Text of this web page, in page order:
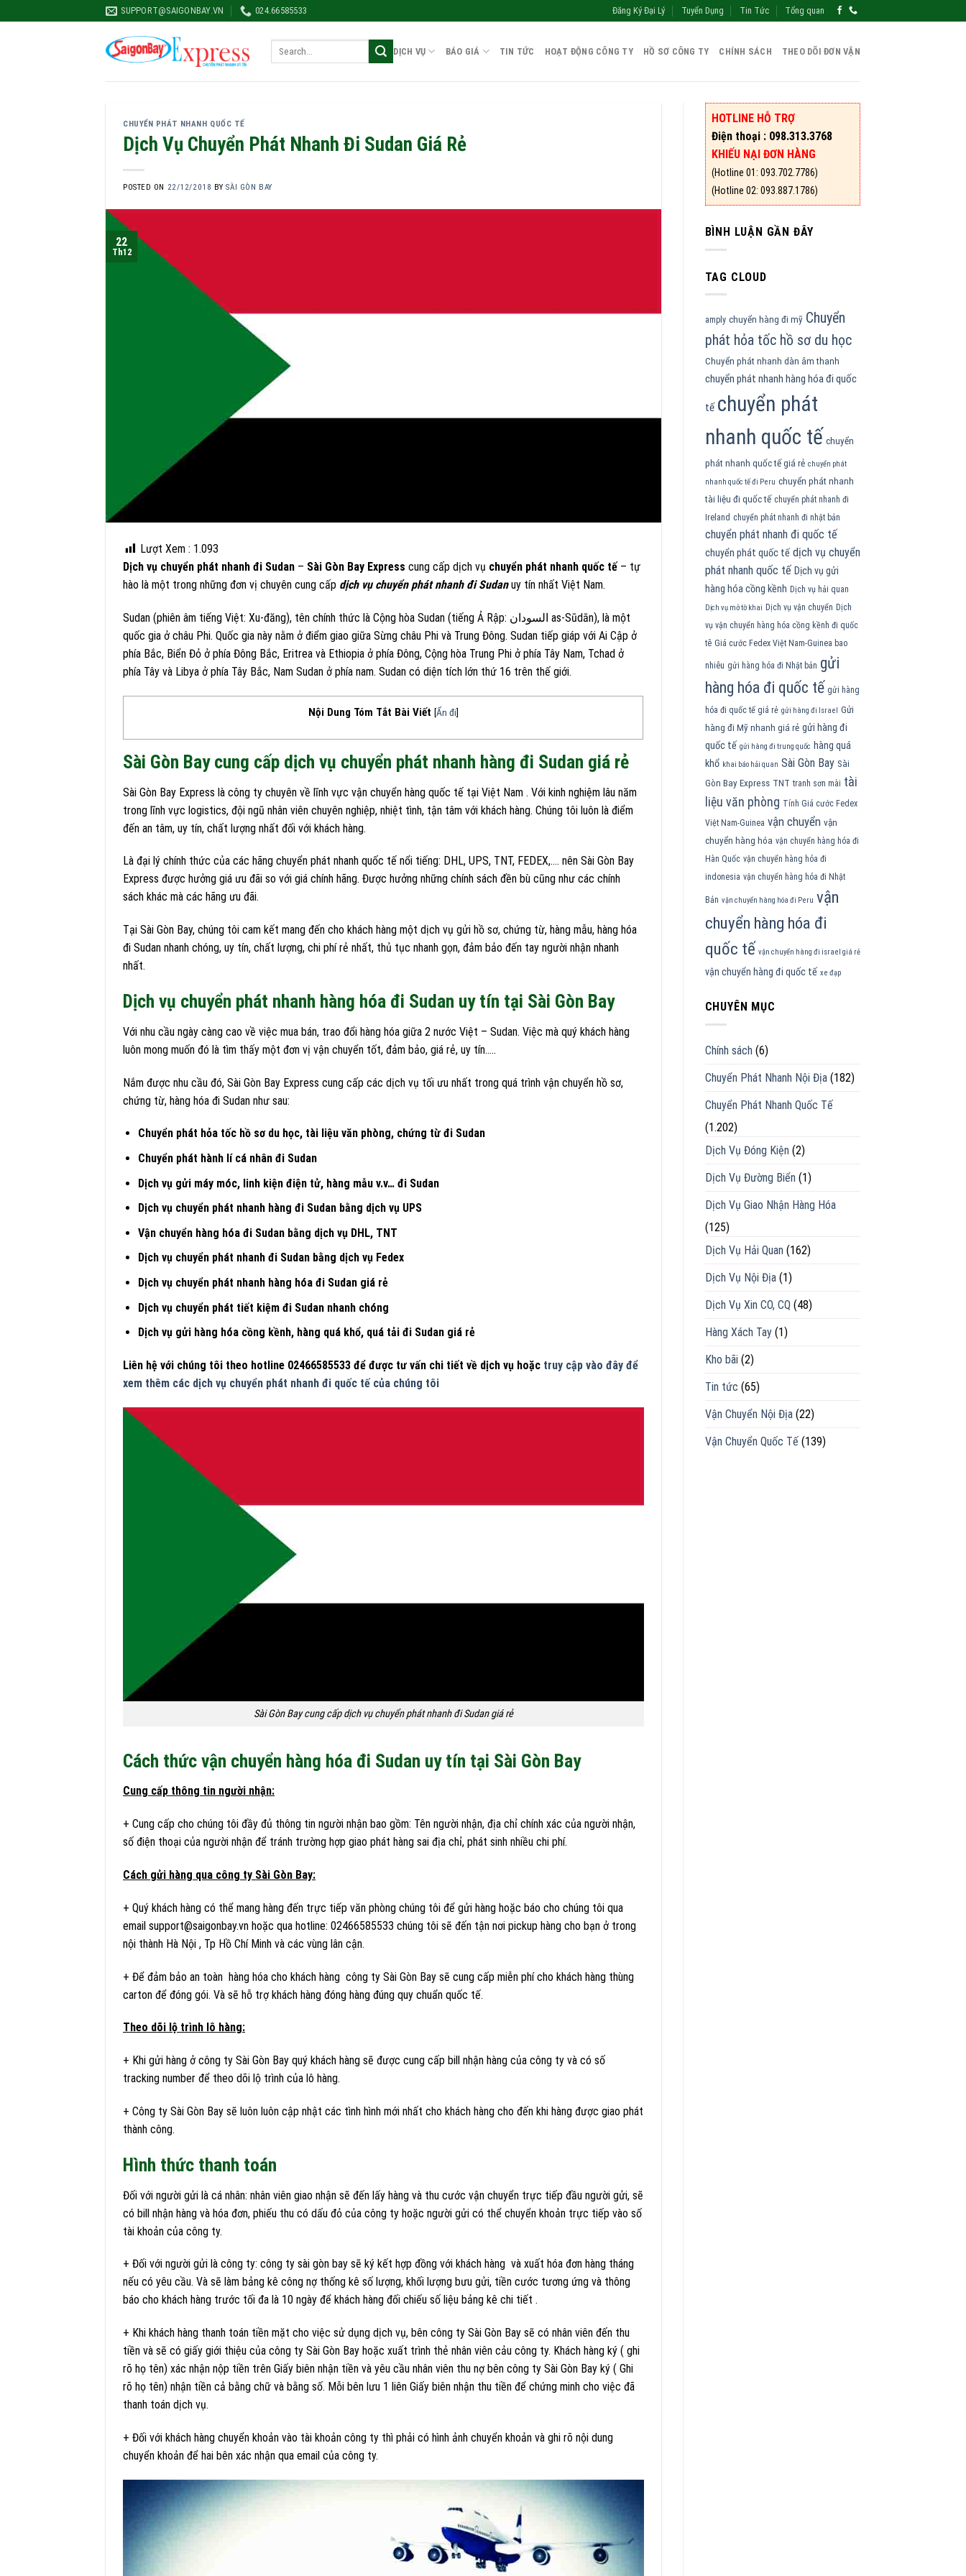
to
SUPPORT@SAIGONBAY.VN 024.66585533 Đăng Ký Đại Lý Tuyển Dụng Tin Tức Tổng quan
DỊCH VỤ BÁO GIÁ TIN TỨC HOẠT ĐỘNG CÔNG TY HỒ SƠ CÔNG TY CHÍNH SÁCH THEO DÕI ĐƠN VẬN
CHUYỂN PHÁT NHANH QUỐC TẾ
Dịch Vụ Chuyển Phát Nhanh Đi Sudan Giá Rẻ
POSTED ON 22/12/2018 BYSÀI GÒN BAY
22
Th12
Lượt Xem : 1.093
Dịch vụ chuyển phát nhanh đi Sudan – Sài Gòn Bay Express cung cấp dịch vụ chuyển phát nhanh quốc tế– tự
hào là một trong những đơn vị chuyên cung cấp dịch vụ chuyển phát nhanh điSudanuy tín nhất Việt Nam.
Sudan (phiên âm tiếng Việt: Xu-đăng), tên chính thức là Cộng hòa Sudan (tiếng Ả Rập: السودان as-Sūdān), là một
quốc gia ở châu Phi. Quốc gia này nằm ở điểm giao giữa Sừng châu Phi và Trung Đông. Sudan tiếp giáp với Ai Cập ở
phía Bắc, Biển Đỏ ở phía Đông Bắc, Eritrea và Ethiopia ở phía Đông, Cộng hòa Trung Phi ở phía Tây Nam, Tchad ở
phía Tây và Libya ở phía Tây Bắc, Nam Sudan ở phía nam. Sudan có diện tích lớn thứ 16 trên thế giới.
Nội Dung Tóm Tắt Bài Viết [Ẩn đi]
Sài Gòn Bay cung cấp dịch vụ chuyển phát nhanh hàng đi Sudan giá rẻ
Sài Gòn Bay Express là công ty chuyên về lĩnh vực vận chuyển hàng quốc tế tại Việt Nam . Với kinh nghiệm lâu năm
trong lĩnh vực logistics, đội ngũ nhân viên chuyên nghiệp, nhiệt tình, tận tâm với khách hàng. Chúng tôi luôn là điểm
đến an tâm, uy tín, chất lượng nhất đối với khách hàng.
Là đại lý chính thức của các hãng chuyển phát nhanh quốc tế nổi tiếng: DHL, UPS, TNT, FEDEX,…. nên Sài Gòn Bay
Express được hưởng giá ưu đãi so với giá chính hãng. Được hưởng những chính sách đền bù cũng như các chính
sách khác mà các hãng ưu đãi.
Tại Sài Gòn Bay, chúng tôi cam kết mang đến cho khách hàng một dịch vụ gửi hồ sơ, chứng từ, hàng mẫu, hàng hóa
đi Sudan nhanh chóng, uy tín, chất lượng, chi phí rẻ nhất, thủ tục nhanh gọn, đảm bảo đến tay người nhận nhanh
nhất.
Dịch vụ chuyển phát nhanh hàng hóa đi Sudan uy tín tại Sài Gòn Bay
Với nhu cầu ngày càng cao về việc mua bán, trao đổi hàng hóa giữa 2 nước Việt – Sudan. Việc mà quý khách hàng
luôn mong muốn đó là tìm thấy một đơn vị vận chuyển tốt, đảm bảo, giá rẻ, uy tín…..
Nắm được nhu cầu đó, Sài Gòn Bay Express cung cấp các dịch vụ tối ưu nhất trong quá trình vận chuyển hồ sơ,
chứng từ, hàng hóa đi Sudan như sau:
Chuyển phát hỏa tốc hồ sơ du học, tài liệu văn phòng, chứng từ đi Sudan
Chuyển phát hành lí cá nhân đi Sudan
Dịch vụ gửi máy móc, linh kiện điện tử, hàng mẫu v.v… đi Sudan
Dịch vụ chuyển phát nhanh hàng đi Sudan bằng dịch vụ UPS
Vận chuyển hàng hóa đi Sudan bằng dịch vụ DHL, TNT
Dịch vụ chuyển phát nhanh đi Sudan bằng dịch vụ Fedex
Dịch vụ chuyển phát nhanh hàng hóa đi Sudan giá rẻ
Dịch vụ chuyển phát tiết kiệm đi Sudan nhanh chóng
Dịch vụ gửi hàng hóa cồng kềnh, hàng quá khổ, quá tải đi Sudan giá rẻ
Liên hệ với chúng tôi theo hotline 02466585533 để được tư vấn chi tiết về dịch vụ hoặc truy cập vào đây để
xem thêm các dịch vụ chuyển phát nhanh đi quốc tế của chúng tôi
Sài Gòn Bay cung cấp dịch vụ chuyển phát nhanh đi Sudan giá rẻ
Cách thức vận chuyển hàng hóa đi Sudan uy tín tại Sài Gòn Bay
Cung cấp thông tin người nhận:
+ Cung cấp cho chúng tôi đầy đủ thông tin người nhận bao gồm: Tên người nhận, địa chỉ chính xác của người nhận,
số điện thoại của người nhận để tránh trường hợp giao phát hàng sai địa chỉ, phát sinh nhiều chi phí.
Cách gửi hàng qua công ty Sài Gòn Bay:
+ Quý khách hàng có thể mang hàng đến trực tiếp văn phòng chúng tôi để gửi hàng hoặc báo cho chúng tôi qua
email support@saigonbay.vn hoặc qua hotline: 02466585533 chúng tôi sẽ đến tận nơi pickup hàng cho bạn ở trong
nội thành Hà Nội , Tp Hồ Chí Minh và các vùng lân cận.
+ Để đảm bảo an toàn hàng hóa cho khách hàng công ty Sài Gòn Bay sẽ cung cấp miễn phí cho khách hàng thùng
carton để đóng gói. Và sẽ hỗ trợ khách hàng đóng hàng đúng quy chuẩn quốc tế.
Theo dõi lộ trình lô hàng:
+ Khi gửi hàng ở công ty Sài Gòn Bay quý khách hàng sẽ được cung cấp bill nhận hàng của công ty và có số
tracking number để theo dõi lộ trình của lô hàng.
+ Công ty Sài Gòn Bay sẽ luôn luôn cập nhật các tình hình mới nhất cho khách hàng cho đến khi hàng được giao phát
thành công.
Hình thức thanh toán
Đối với người gửi là cá nhân: nhân viên giao nhận sẽ đến lấy hàng và thu cước vận chuyển trực tiếp đầu người gửi, sẽ
có bill nhận hàng và hóa đơn, phiếu thu có dấu đỏ của công ty hoặc người gửi có thể chuyển khoản trực tiếp vào số
tài khoản của công ty.
+ Đối với người gửi là công ty: công ty sài gòn bay sẽ ký kết hợp đồng với khách hàng và xuất hóa đơn hàng tháng
nếu có yêu cầu. Và sẽ làm bảng kê công nợ thống kê số lượng, khối lượng bưu gửi, tiền cước tương ứng và thông
báo cho khách hàng trước tối đa là 10 ngày để khách hàng đối chiếu số liệu bảng kê chi tiết .
+ Khi khách hàng thanh toán tiền mặt cho việc sử dụng dịch vụ, bên công ty Sài Gòn Bay sẽ có nhân viên đến thu
tiền và sẽ có giấy giới thiệu của công ty Sài Gòn Bay hoặc xuất trình thẻ nhân viên cảu công ty. Khách hàng ký ( ghi
rõ họ tên) xác nhận nộp tiền trên Giấy biên nhận tiền và yêu cầu nhân viên thu nợ bên công ty Sài Gòn Bay ký ( Ghi
rõ họ tên) nhận tiền cả bằng chữ và bằng số. Mỗi bên lưu 1 liên Giấy biên nhận thu tiền để chứng minh cho việc đã
thanh toán dịch vụ.
+ Đối với khách hàng chuyển khoản vào tài khoản công ty thì phải có hình ảnh chuyển khoản và ghi rõ nội dung
chuyển khoản để hai bên xác nhận qua email của công ty.
HOTLINE HỖ TRỢ
Điện thoại : 098.313.3768
KHIẾU NẠI ĐƠN HÀNG
(Hotline 01: 093.702.7786)
(Hotline 02: 093.887.1786)
BÌNH LUẬN GẦN ĐÂY
TAG CLOUD
amply chuyển hàng đi mỹ Chuyển
phát hỏa tốc hồ sơ du học
Chuyển phát nhanh dàn âm thanh
chuyển phát nhanh hàng hóa đi quốc
tế chuyển phát
nhanh quốc tế chuyển
phát nhanh quốc tế giá rẻ chuyển phát
nhanh quốc tế đi Peru chuyển phát nhanh
tài liệu đi quốc tế chuyển phát nhanh đi
Ireland chuyển phát nhanh đi nhật bản
chuyển phát nhanh đi quốc tế
chuyển phát quốc tế dịch vụ chuyển
phát nhanh quốc tế Dịch vụ gửi
hàng hóa cồng kềnh Dịch vụ hải quan
Dịch vụ mở tờ khai Dịch vụ vận chuyển Dịch
vụ vận chuyển hàng hóa cồng kềnh đi quốc
tê Giá cước Fedex Việt Nam-Guinea bao
nhiêu gửi hàng hóa đi Nhật bản gửi
hàng hóa đi quốc tế gửi hàng
hóa đi quốc tế giá rẻ gửi hàng đi Israel
Gửi
hàng đi Mỹ nhanh giá rẻ gửi hàng đi
quốc tế gửi hàng đi trung quốc hàng quá
khổ khai báo hải quan Sài Gòn Bay Sài
Gòn Bay Express TNT tranh sơn mài tài
liệu văn phòng Tính Giá cước Fedex
Việt Nam-Guinea vận chuyển vận
chuyển hàng hóa vận chuyển hàng hóa đi
Hàn Quốc vận chuyển hàng hóa đi
indonesia vận chuyển hàng hóa đi Nhật
Bản vận chuyển hàng hóa đi Peru vận
chuyển hàng hóa đi
quốc tế vận chuyển hàng đi israel giá rẻ
vận chuyển hàng đi quốc tế xe đạp
CHUYÊN MỤC
Chính sách (6)
Chuyển Phát Nhanh Nội Địa(182)
Chuyển Phát Nhanh Quốc Tế
(1.202)
Dịch Vụ Đóng Kiện (2)
Dịch Vụ Đường Biển (1)
Dịch Vụ Giao Nhận Hàng Hóa
(125)
Dịch Vụ Hải Quan (162)
Dịch Vụ Nội Địa(1)
Dịch Vụ Xin CO, CQ (48)
Hàng Xách Tay(1)
Kho bãi (2)
Tin tức (65)
Vận Chuyển Nội Địa(22)
Vận Chuyển Quốc Tế(139)